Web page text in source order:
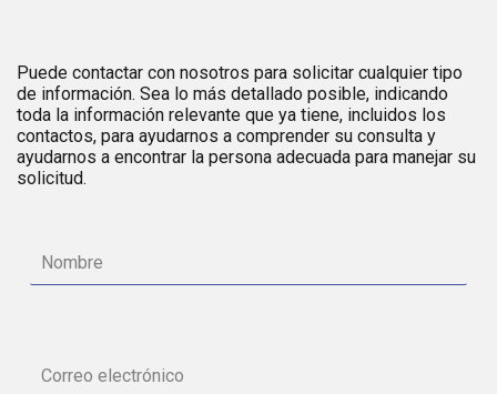
Puede contactar con nosotros para solicitar cualquier tipo
de información. Sea lo más detallado posible, indicando
toda la información relevante que ya tiene, incluidos los
contactos, para ayudarnos a comprender su consulta y
ayudarnos a encontrar la persona adecuada para manejar su
solicitud.